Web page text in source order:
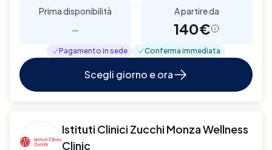
Prima disponibilità
-
A partire da
140€
Pagamento in sede Conferma immediata
Scegli giorno e ora
Istituti Clinici Zucchi Monza Wellness
Clinic